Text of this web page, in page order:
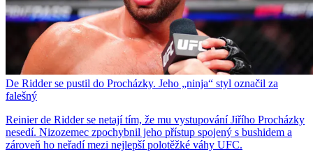
De Ridder se pustil do Procházky. Jeho „ninja“ styl označil za
falešný
Reinier de Ridder se netají tím, že mu vystupování Jiřího Procházky
nesedí. Nizozemec zpochybnil jeho přístup spojený s bushidem a
zároveň ho neřadí mezi nejlepší polotěžké váhy UFC.